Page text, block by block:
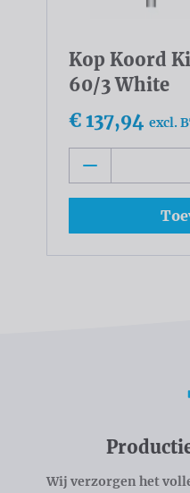
Kop Koord
60/3 White
€ 137,94 excl.
Wij verzorgen het